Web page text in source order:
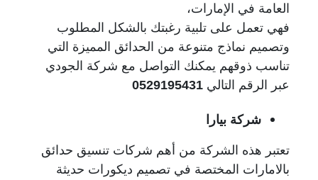
العامة في الإمارات،
فهي تعمل على تلبية رغبتك بالشكل المطلوب
وتصميم نماذج متنوعة من الحدائق المميزة التي
تناسب ذوقهم يمكنك التواصل مع شركة الجودي
عبر الرقم التالي 0529195431
شركة بيارا
تعتبر هذه الشركة من أهم شركات تنسيق حدائق
بالامارات المختصة في تصميم ديكورات حديثة